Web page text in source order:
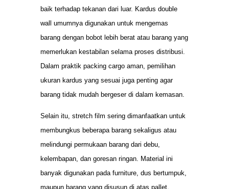
baik terhadap tekanan dari luar. Kardus double
wall umumnya digunakan untuk mengemas
barang dengan bobot lebih berat atau barang yang
memerlukan kestabilan selama proses distribusi.
Dalam praktik packing cargo aman, pemilihan
ukuran kardus yang sesuai juga penting agar
barang tidak mudah bergeser di dalam kemasan.
Selain itu, stretch film sering dimanfaatkan untuk
membungkus beberapa barang sekaligus atau
melindungi permukaan barang dari debu,
kelembapan, dan goresan ringan. Material ini
banyak digunakan pada furniture, dus bertumpuk,
maupun barang yang disusun di atas pallet.